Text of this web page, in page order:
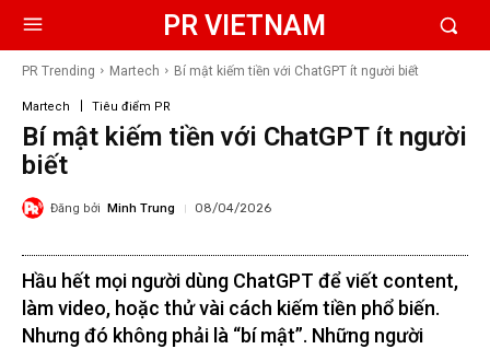
PR VIETNAM
PR Trending Martech Bí mật kiếm tiền với ChatGPT ít người biết
Martech Tiêu điểm PR
Bí mật kiếm tiền với ChatGPT ít người
biết
Đăng bởi Minh Trung 08/04/2026
Hầu hết mọi người dùng ChatGPT để viết content,
làm video, hoặc thử vài cách kiếm tiền phổ biến.
Nhưng đó không phải là “bí mật”. Những người